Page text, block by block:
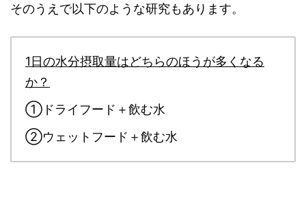
そのうえで以下のような研究もあります。
1日の水分摂取量はどちらのほうが多くなる
か？
①ドライフード＋飲む水
②ウェットフード＋飲む水